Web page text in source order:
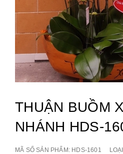
THUẬN BUỒM
NHÁNH HDS-
MÃ SỐ SẢN PHẨM: HDS-1601